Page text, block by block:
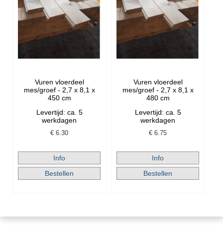
Vuren vloerdeel
mes/groef - 2,7 x 8,1 x
450 cm
Levertijd: ca. 5
werkdagen
€6.30
Vuren vloerdeel
mes/groef - 2,7 x 8,1 x
480 cm
Levertijd: ca. 5
werkdagen
€6.75